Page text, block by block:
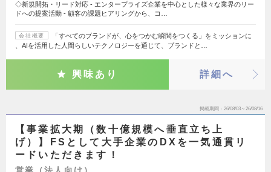
◇新規開拓・リード対応 - エンタープライズ企業を中心とした様々な業界のリー
ドへの提案活動 - 顧客の課題ヒアリングから、コ…
会社概要
「すべてのブランドが、心をつかむ瞬間をつくる」をミッションに
、AIを活用した人間らしいテクノロジーを通じて、ブランドと…
興味あり 詳細へ
掲載期間 26/08/03～26/08/16
【事業拡大期（数十億規模へ垂直立ち上
げ）】FSとして大手企業のDXを一気通貫リ
ードいただきます！